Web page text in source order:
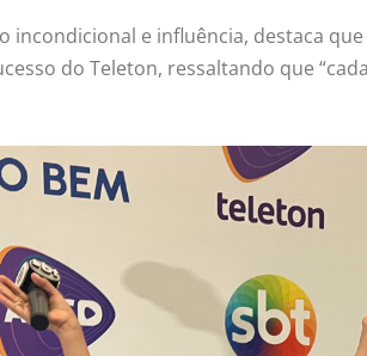
incondicional e influência, destaca
do Teleton, ressaltando que